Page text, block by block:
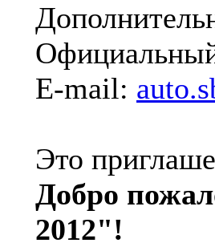
E-mail:
Это
Добро
2012"!